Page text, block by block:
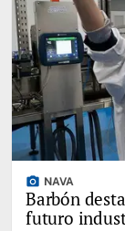
photo_camera NAVA
Barbón
futuro